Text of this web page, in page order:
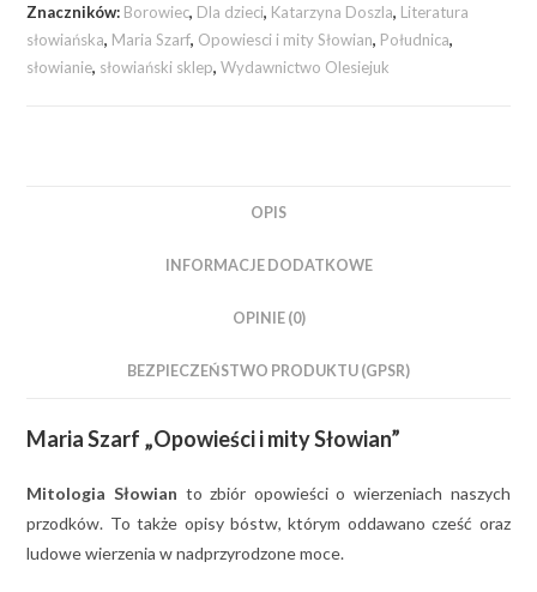
Znaczników: Borowiec, Dla dzieci, Katarzyna Doszla, Literatura
słowiańska, Maria Szarf, Opowiesci i mity Słowian, Południca,
słowianie, słowiański sklep,Wydawnictwo Olesiejuk
OPIS
INFORMACJE DODATKOWE
OPINIE (0)
BEZPIECZEŃSTWO PRODUKTU (GPSR)
Maria Szarf „Opowieści i mity Słowian”
Mitologia Słowian to zbiór opowieści o wierzeniach naszych
przodków. To także opisy bóstw, którym oddawano cześć oraz
ludowe wierzenia w nadprzyrodzone moce.